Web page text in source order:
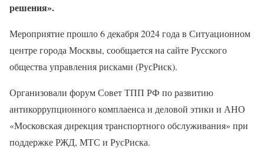
решения».
Мероприятие прошло 6 декабря 2024 года в Ситуационном
центре города Москвы, сообщается на сайте Русского
общества управления рисками (РусРиск).
Организовали форум Совет ТПП РФ по развитию
антикоррупционного комплаенса и деловой этики и АНО
«Московская дирекция транспортного обслуживания» при
поддержке РЖД, МТС и РусРиска.